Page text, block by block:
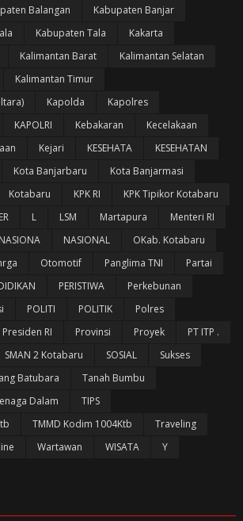
Balangan
Kabupaten Banjar
Kabupaten Tala
Kakarta
Kalimantan Barat
Kalimantan Selatan
Kalimantan Timur
Kapolda
Kapolres
KAPOLRI Kebakaran
Kecelakaan
Kejari KESEHATA
KESEHATAN
Kota Banjarbaru
Kota Banjarmasi
Kotabaru KPK RI
KPK Tipikor Kotabaru
L LSM Martapura
Menteri RI
NASIONA NASIONAL
OKab. Kotabaru
Otomotif Panglima TNI
Partai
PERISTIWA
Perkebunan
POLITI POLITIK
Polres
Presiden RI Provinsi Proyek
PT ITP .
SMAN 2 Kotabaru SOSIAL
Sukses
Batubara
Tanah Bumbu
Dalam
TIPS
TMMD Kodim 1004Ktb
Traveling
Wartawan WISATA
Y